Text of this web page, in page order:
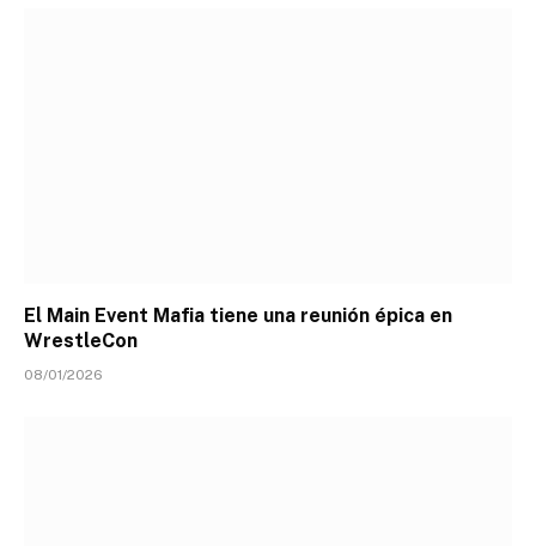
El Main Event Mafia tiene una reunión épica en
WrestleCon
08/01/2026